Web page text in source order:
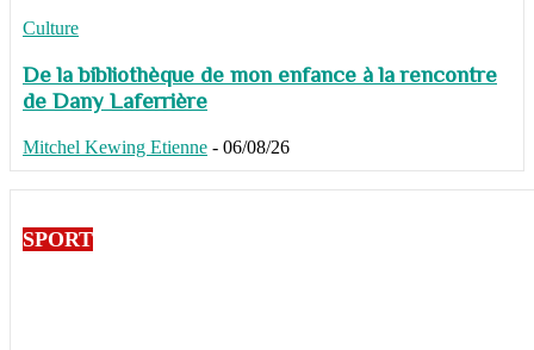
Culture
De la bibliothèque de mon enfance à la rencontre
de Dany Laferrière
Mitchel Kewing Etienne - 06/08/26
SPORT